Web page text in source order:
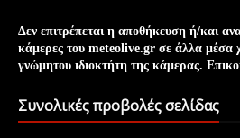
Δεν επιτρέπεται η αποθήκευση ή/και
κάμερες του meteolive.gr σε άλλα μέσα
γνώμητου ιδιοκτήτη της κάμερας.
Συνολικές προβολές σελίδας